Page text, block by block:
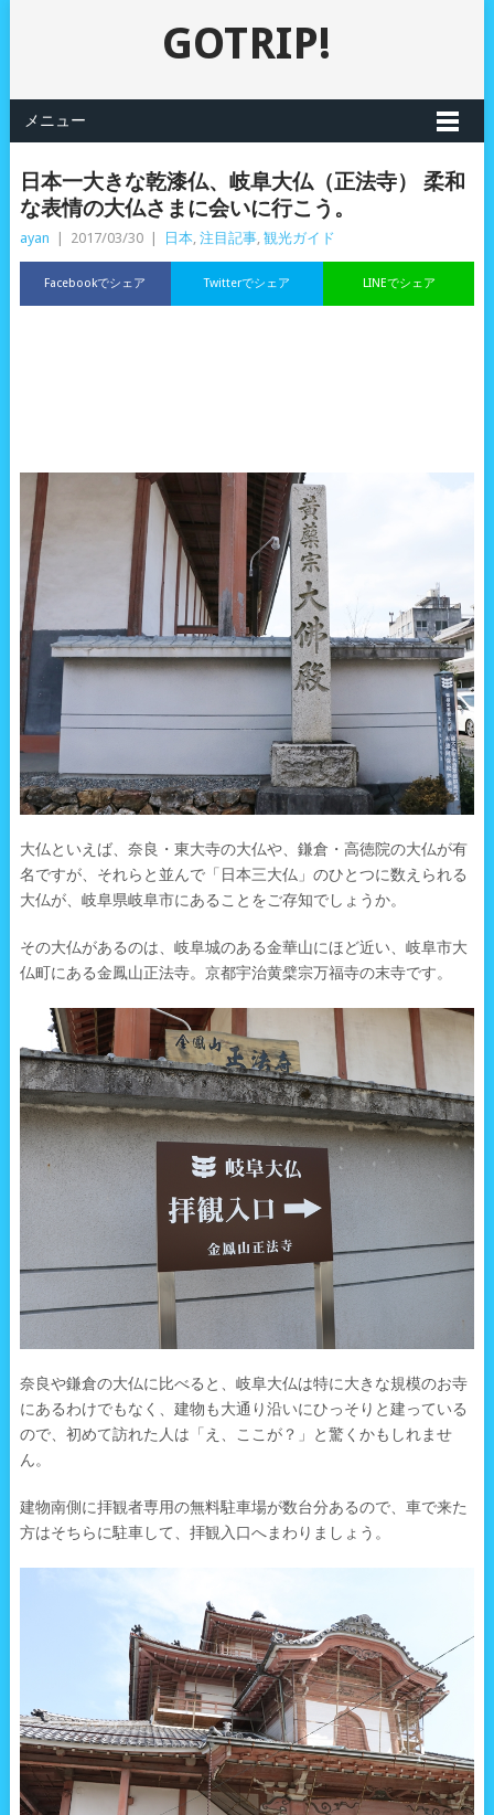
GOTRIP!
メニュー
日本一大きな乾漆仏、岐阜大仏（正法寺） 柔和
な表情の大仏さまに会いに行こう。
ayan 2017/03/30 日本, 注目記事, 観光ガイド
Facebookでシェア LINEでシェア
Twitterでシェア
大仏といえば、奈良・東大寺の大仏や、鎌倉・高徳院の大仏が有
名ですが、それらと並んで「日本三大仏」のひとつに数えられる
大仏が、岐阜県岐阜市にあることをご存知でしょうか。
その大仏があるのは、岐阜城のある金華山にほど近い、岐阜市大
仏町にある金鳳山正法寺。京都宇治黄檗宗万福寺の末寺です。
奈良や鎌倉の大仏に比べると、岐阜大仏は特に大きな規模のお寺
にあるわけでもなく、建物も大通り沿いにひっそりと建っている
ので、初めて訪れた人は「え、ここが？」と驚くかもしれませ
ん。
建物南側に拝観者専用の無料駐車場が数台分あるので、車で来た
方はそちらに駐車して、拝観入口へまわりましょう。